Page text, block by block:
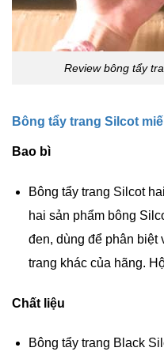
Review bông tẩy
Bông tẩy trang Silcot
Bao bì
Bông tẩy trang Silcot
hai sản phẩm bông
đen, dùng để phân biệt
trang khác của hãng.
Chất liệu
Bông tẩy trang Black